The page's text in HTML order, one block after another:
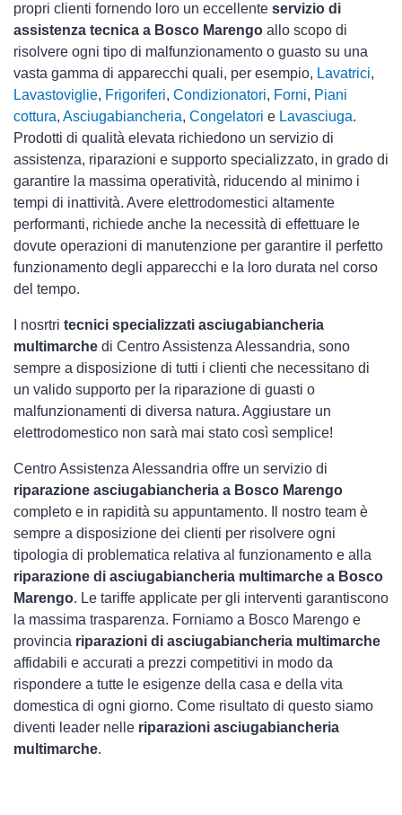
propri clienti fornendo loro un eccellente servizio di
assistenza tecnica a Bosco Marengo allo scopo di
risolvere ogni tipo di malfunzionamento o guasto su una
vasta gamma di apparecchi quali, per esempio, Lavatrici,
Lavastoviglie, Frigoriferi, Condizionatori, Forni, Piani
cottura, Asciugabiancheria, Congelatori e Lavasciuga.
Prodotti di qualità elevata richiedono un servizio di
assistenza, riparazioni e supporto specializzato, in grado di
garantire la massima operatività, riducendo al minimo i
tempi di inattività. Avere elettrodomestici altamente
performanti, richiede anche la necessità di effettuare le
dovute operazioni di manutenzione per garantire il perfetto
funzionamento degli apparecchi e la loro durata nel corso
del tempo.
I nosrtri tecnici specializzati asciugabiancheria
multimarche di Centro Assistenza Alessandria, sono
sempre a disposizione di tutti i clienti che necessitano di
un valido supporto per la riparazione di guasti o
malfunzionamenti di diversa natura. Aggiustare un
elettrodomestico non sarà mai stato così semplice!
Centro Assistenza Alessandria offre un servizio di
riparazione asciugabiancheria a Bosco Marengo
completo e in rapidità su appuntamento. Il nostro team è
sempre a disposizione dei clienti per risolvere ogni
tipologia di problematica relativa al funzionamento e alla
riparazione di asciugabiancheria multimarche a Bosco
Marengo. Le tariffe applicate per gli interventi garantiscono
la massima trasparenza. Forniamo a Bosco Marengo e
provincia riparazioni di asciugabiancheria multimarche
affidabili e accurati a prezzi competitivi in modo da
rispondere a tutte le esigenze della casa e della vita
domestica di ogni giorno. Come risultato di questo siamo
diventi leader nelle riparazioni asciugabiancheria
multimarche.